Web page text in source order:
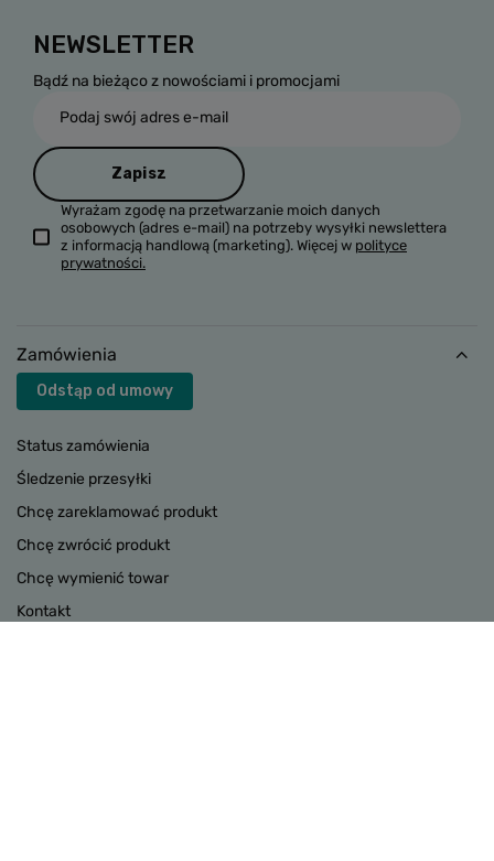
NEWSLETTER
Bądź na bieżąco z nowościami i promocjami
Podaj swój adres e-mail
Zapisz
Wyrażam zgodę na przetwarzanie moich danych
osobowych (adres e-mail) na potrzeby wysyłki newslettera
z informacją handlową (marketing). Więcej w polityce
prywatności.
Zamówienia
Odstąp od umowy
Status zamówienia
Śledzenie przesyłki
Chcę zareklamować produkt
Chcę zwrócić produkt
Chcę wymienić towar
Kontakt